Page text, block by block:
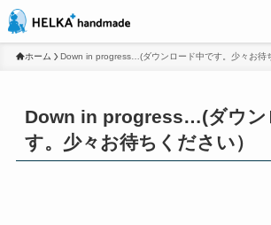
ホーム Down in progress…(ダウンロード中です。少々お待
Down in progress…(ダウン
す。少々お待ちください）